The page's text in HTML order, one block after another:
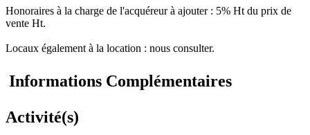
Honoraires à la charge de l'acquéreur à ajouter : 5% Ht du prix de
vente Ht.
Locaux également à la location : nous consulter.
Informations Complémentaires
Activité(s)